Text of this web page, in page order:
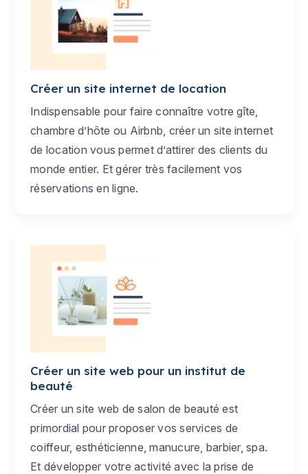
Créer un site internet de location
Indispensable pour faire connaître votre gîte,
chambre d’hôte ou Airbnb, créer un site internet
de location vous permet d’attirer des clients du
monde entier. Et gérer très facilement vos
réservations en ligne.
Créer un site web pour un institut de
beauté
Créer un site web de salon de beauté est
primordial pour proposer vos services de
coiffeur, esthéticienne, manucure, barbier, spa.
Et développer votre activité avec la prise de